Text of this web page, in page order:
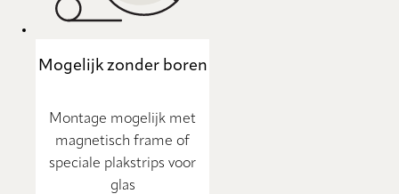
Mogelijk zonder boren
Montage mogelijk met
magnetisch frame of
speciale plakstrips voor
glas